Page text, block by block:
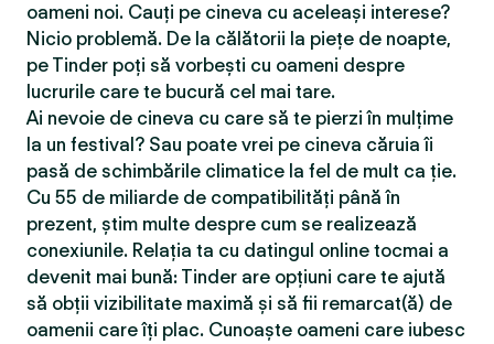
oameni noi. Cauți pe cineva cu aceleași interese?
Nicio problemă. De la călătorii la piețe de noapte,
pe Tinder poți să vorbești cu oameni despre
lucrurile care te bucură cel mai tare.
Ai nevoie de cineva cu care să te pierzi în mulțime
la un festival? Sau poate vrei pe cineva căruia îi
pasă de schimbările climatice la fel de mult ca ție.
Cu 55 de miliarde de compatibilităţi până în
prezent, știm multe despre cum se realizează
conexiunile. Relația ta cu datingul online tocmai a
devenit mai bună: Tinder are opțiuni care te ajută
să obții vizibilitate maximă și să fii remarcat(ă) de
oamenii care îți plac. Cunoaște oameni care iubesc